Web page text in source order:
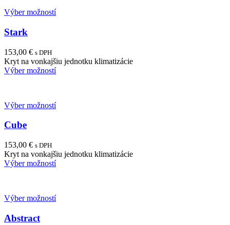
Výber možností
Stark
153,00 € s DPH
Kryt na vonkajšiu jednotku klimatizácie
Výber možností
Výber možností
Cube
153,00 € s DPH
Kryt na vonkajšiu jednotku klimatizácie
Výber možností
Výber možností
Abstract